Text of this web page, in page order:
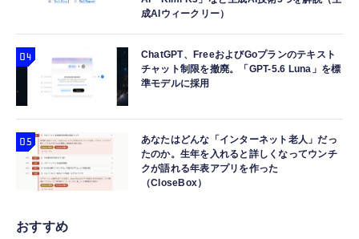
成AIウィークリー）
ChatGPT、FreeおよびGoプランのテキスト
チャット制限を撤廃。「GPT-5.6 Luna」を標
準モデルに採用
あなたはどんな「インターネット老人」だっ
たのか。生年を入れると詳しくなってウンチ
クが語れる年表アプリを作った
（CloseBox）
おすすめ